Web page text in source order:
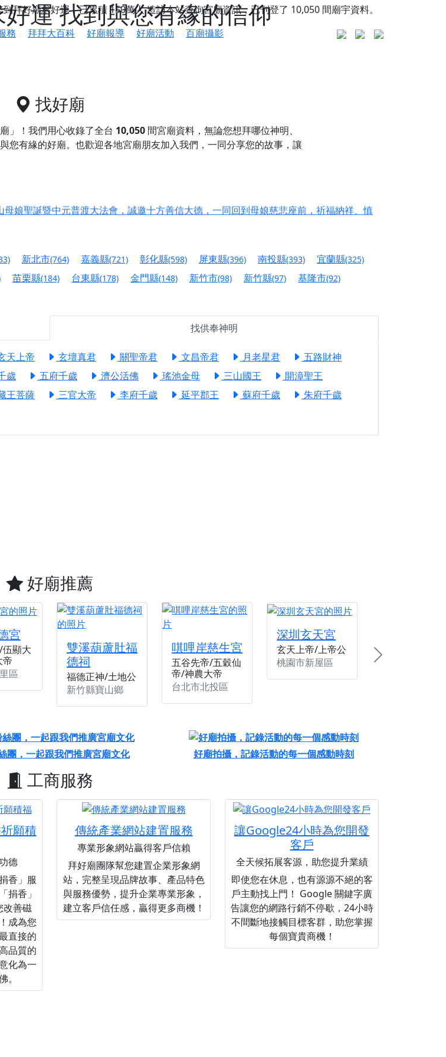
運 找到與您有緣的信仰
到拜好廟求好運，已累積150萬人造訪本站查詢宮廟資訊，已刊登了 10,050 間廟宇資料。
務 拜拜大百科 好廟報導 好廟活動 百廟攝影
找好廟
」！我們用心收錄了全台 10,050 間宮廟資料，無論您想拜哪位神明、
您有緣的好廟。 也歡迎各地宮廟朋友加入我們，一同分享您的故事，讓
信仰，讓更多人與您結緣
會香之旅，這不只是一場宗教盛事，更是一趟充滿神明加持、帶你走透透的「神級文化
母娘聖誕暨中元普渡大法會，誠邀十方善信大德，一同回到母娘慈悲座前，祈福納祥、慎
，一念虔誠禮寶懺，一分懺悔植福田，誠邀十方善信大德共同參與。
誠摯歡迎十方善信大德隨喜贊普，為祖先親眷祈求安息，也為自身與家人累積福德、種
的來，省時省力又積福！「玉皇大帝 大天尊」 親自坐鎮主法！幫你累積的功德福報自然
摯邀請十方善信大德，一同回到北投土地公埔，祈願闔家平安、地方祥和、福運綿長。
典，邀請十方善信大德蒞臨參香祝壽，同沐母娘慈光，共祈平安吉祥
會，正是讓我們用善念與功德，迴向冥陽兩利、闔家平安的殊勝因緣。
薦法會，普施眾生・慎終追遠・廣植福田
關趣，邀請大小朋友一起留下珍貴的家庭回憶
科儀，吉祥月不只有普渡祈福，也有一份感謝守護的虔誠心意
，祈求虎爺神威護持，庇佑闔家平安、財運亨通、事業順遂、百邪退散。
，讓我們協助您的廟宇推廣。
新北市(764) 嘉義縣(721) 彰化縣(598) 屏東縣(396) 南投縣(393) 宜蘭縣(325)
苗栗縣(184) 台東縣(178) 金門縣(148) 新竹市(98) 新竹縣(97) 基隆市(92)
找供奉神明
天上帝 玄壇真君 關聖帝君 文昌帝君 月老星君
五路財神
歲 五府千歲 濟公活佛 瑤池金母 三山國王
開漳聖王
王菩薩 三官大帝 李府千歲 延平郡王 蘇府千歲
朱府千歲
好廟推薦
宮
顯大
帝
區
雙溪葫蘆肚福
德祠
福德正神/土地公
新竹縣寶山鄉
唭哩岸慈生宮
五谷先帝/五穀仙
帝/神農大帝
台北市北投區
深圳玄天宮
玄天上帝/上帝公
桃園市新屋區
Next
團，一起跟我們推廣宮廟文化 好廟拍攝，記錄活動的每一個感動時刻
工商服務
願積
德
香」服
捐香」
改善磁
成為您
直接的
品質的
化為一
。
傳統產業網站建置服務
專業形象網站贏得客戶信賴
拜好廟團隊幫您建置企業形象網
站，完整呈現品牌故事、產品特色
與服務優勢，提升企業專業形象，
建立客戶信任感，贏得更多商機！
讓Google24小時為您開發
客戶
全天候拓展客源，助您提升業績
即使您在休息，也有源源不絕的客
戶主動找上門！ Google 關鍵字廣
告讓您的網路行銷不停歇，24小時
不間斷地接觸目標客群，助您掌握
每個寶貴商機！